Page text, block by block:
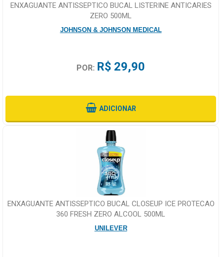
ENXAGUANTE ANTISSEPTICO BUCAL LISTERINE ANTICARIES
ZERO 500ML
JOHNSON & JOHNSON MEDICAL
POR: R$ 29,90
ADICIONAR
ENXAGUANTE ANTISSEPTICO BUCAL CLOSEUP ICE PROTECAO
360 FRESH ZERO ALCOOL 500ML
UNILEVER